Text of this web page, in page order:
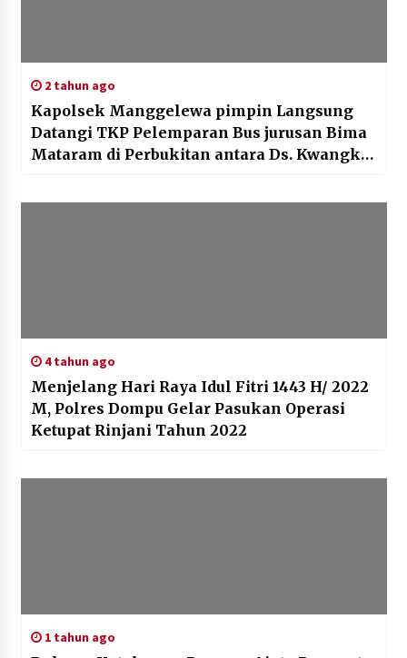
2 tahun ago
Kapolsek Manggelewa pimpin Langsung
Datangi TKP Pelemparan Bus jurusan Bima
Mataram di Perbukitan antara Ds. Kwangko
4 tahun ago
Menjelang Hari Raya Idul Fitri 1443 H/ 2022
M, Polres Dompu Gelar Pasukan Operasi
Ketupat Rinjani Tahun 2022
1 tahun ago